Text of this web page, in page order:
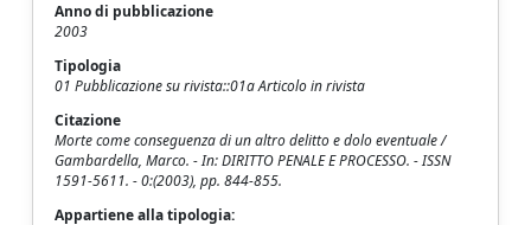
Anno di pubblicazione
2003
Tipologia
01 Pubblicazione su rivista::01a Articolo in rivista
Citazione
Morte come conseguenza di un altro delitto e dolo eventuale /
Gambardella, Marco. - In: DIRITTO PENALE E PROCESSO. - ISSN
1591-5611. - 0:(2003), pp. 844-855.
Appartiene alla tipologia: